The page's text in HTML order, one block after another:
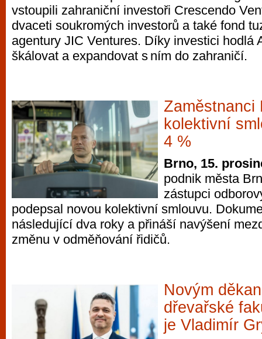
vstoupili zahraniční investoři Crescendo
dvaceti soukromých investorů a také fond
agentury JIC Ventures. Díky investici hodlá
škálovat a expandovat s ním do zahraničí.
Zaměstnanci
kolektivní
4 %
Brno, 15.
podnik města
zástupci
podepsal novou kolektivní smlouvu.
následující dva roky a přináší navýšení
změnu v odměňování řidičů.
Novým
dřevařské
je Vladimír